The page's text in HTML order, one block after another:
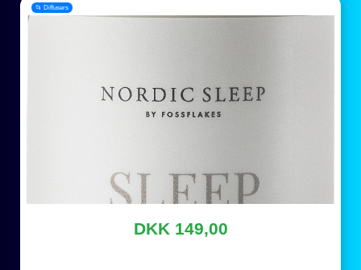
📂 Diffusers
DKK 149,00